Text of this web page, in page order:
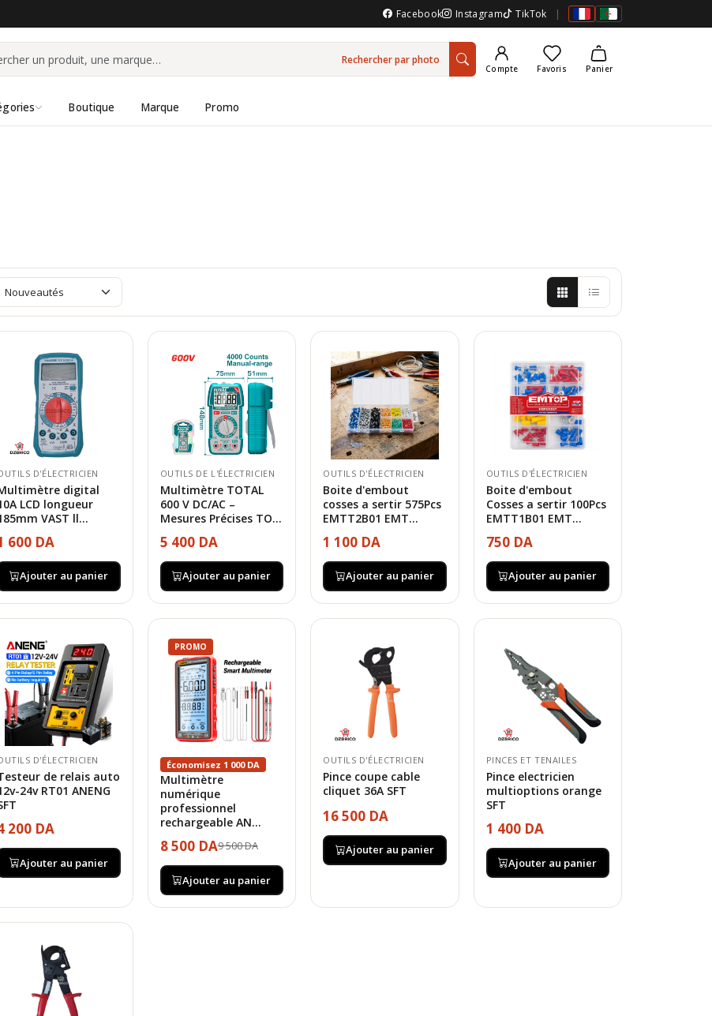
Facebook Instagram TikTok |
Rechercher par photo
Compte Favoris Panier
Boutique Marque Promo
D'ÉLECTRICIEN
digital
LCD longueur
VAST ll...
600 DA
Ajouter au panier
OUTILS DE L'ÉLECTRICIEN
Multimètre TOTAL
600 V DC/AC –
Mesures Précises TO...
5 400 DA
Ajouter au panier
OUTILS D'ÉLECTRICIEN
Boite d'embout
cosses a sertir 575Pcs
EMTT2B01 EMT...
1 100 DA
Ajouter au panier
OUTILS D'ÉLECTRICIEN
Boite d'embout
Cosses a sertir 100Pcs
EMTT1B01 EMT...
750 DA
Ajouter au panier
D'ÉLECTRICIEN
de relais auto
24v RT01 ANENG
200 DA
Ajouter au panier
PROMO
Économisez 1 000 DA
Multimètre
numérique
professionnel
rechargeable AN...
8 500 DA9 500 DA
Ajouter au panier
OUTILS D'ÉLECTRICIEN
Pince coupe cable
cliquet 36A SFT
16 500 DA
Ajouter au panier
PINCES ET TENAILES
Pince electricien
multioptions orange
SFT
1 400 DA
Ajouter au panier